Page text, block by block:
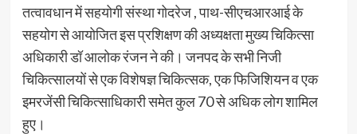
तत्वावधान में सहयोगी संस्था गोदरेज , पाथ-सीएचआरआई के
सहयोग से आयोजित इस प्रशिक्षण की अध्यक्षता मुख्य चिकित्सा
अधिकारी डॉ आलोक रंजन ने की। जनपद के सभी निजी
चिकित्सालयों से एक विशेषज्ञ चिकित्सक, एक फिजिशियन व एक
इमरजेंसी चिकित्साधिकारी समेत कुल 70 से अधिक लोग शामिल
हुए।